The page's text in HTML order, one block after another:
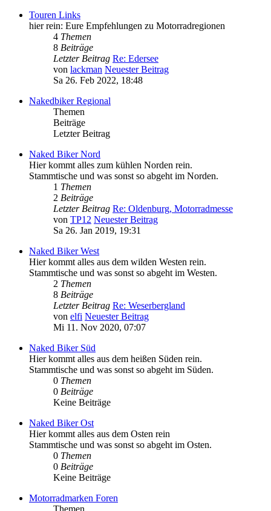
Touren Links
hier rein: Eure Empfehlungen zu Motorradregionen
4 Themen
8 Beiträge
Letzter Beitrag Re: Edersee
von lackman Neuester Beitrag
Sa 26. Feb 2022, 18:48
Nakedbiker Regional
Themen
Beiträge
Letzter Beitrag
Naked Biker Nord
Hier kommt alles zum kühlen Norden rein.
Stammtische und was sonst so abgeht im Norden.
1 Themen
2 Beiträge
Letzter Beitrag Re: Oldenburg, Motorradmesse
von TP12 Neuester Beitrag
Sa 26. Jan 2019, 19:31
Naked Biker West
Hier kommt alles aus dem wilden Westen rein.
Stammtische und was sonst so abgeht im Westen.
2 Themen
8 Beiträge
Letzter Beitrag Re: Weserbergland
von elfi Neuester Beitrag
Mi 11. Nov 2020, 07:07
Naked Biker Süd
Hier kommt alles aus dem heißen Süden rein.
Stammtische und was sonst so abgeht im Süden.
0 Themen
0 Beiträge
Keine Beiträge
Naked Biker Ost
Hier kommt alles aus dem Osten rein
Stammtische und was sonst so abgeht im Osten.
0 Themen
0 Beiträge
Keine Beiträge
Motorradmarken Foren
Themen